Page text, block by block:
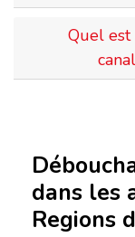
Quel est
dans les
Regions